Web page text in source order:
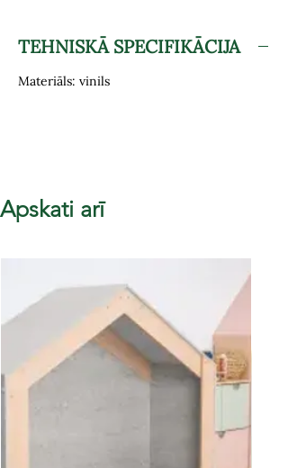
TEHNISKĀ SPECIFIKĀCIJA
Materiāls: vinils
Apskati arī